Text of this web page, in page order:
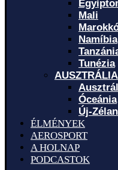
Mali
Namíbia
Tunézia
Óceánia
Új-
ÉLMÉNYEK
AEROSPORT
A HOLNAP
PODCASTOK